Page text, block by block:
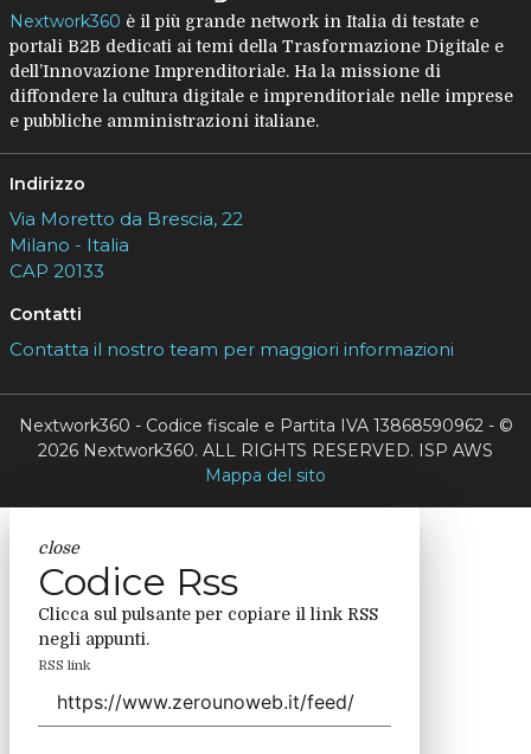
Nextwork360 è il più grande network in Italia di testate e
portali B2B dedicati ai temi della Trasformazione Digitale e
dell’Innovazione Imprenditoriale. Ha la missione di
diffondere la cultura digitale e imprenditoriale nelle imprese
e pubbliche amministrazioni italiane.
Indirizzo
Via Moretto da Brescia, 22
Milano - Italia
CAP 20133
Contatti
Contatta il nostro team per maggiori informazioni
Nextwork360 - Codice fiscale e Partita IVA 13868590962 - ©
2026 Nextwork360. ALL RIGHTS RESERVED. ISP AWS
Mappa del sito
close
Codice Rss
Clicca sul pulsante per copiare il link RSS
negli appunti.
RSS link